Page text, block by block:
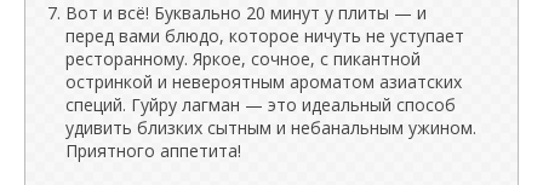
Вот и всё! Буквально 20 минут у плиты — и
перед вами блюдо, которое ничуть не уступает
ресторанному. Яркое, сочное, с пикантной
остринкой и невероятным ароматом азиатских
специй. Гуйру лагман — это идеальный способ
удивить близких сытным и небанальным ужином.
Приятного аппетита!